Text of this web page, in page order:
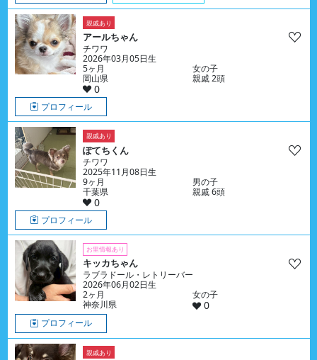
親戚あり
アールちゃん
チワワ
2026年03月05日生
5ヶ月
女の子
岡山県
親戚 2頭
0
プロフィール
親戚あり
ぽてちくん
チワワ
2025年11月08日生
9ヶ月
男の子
千葉県
親戚 6頭
0
プロフィール
お里情報あり
キッカちゃん
ラブラドール・レトリーバー
2026年06月02日生
2ヶ月
女の子
神奈川県
0
プロフィール
親戚あり